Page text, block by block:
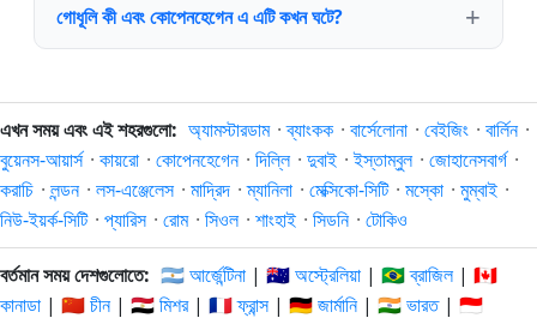
গোধূলি কী এবং কোপেনহেগেন এ এটি কখন ঘটে?
এখন সময় এবং এই শহরগুলো: অ্যামস্টারডাম ·ব্যাংকক · বার্সেলোনা · বেইজিং · বার্লিন ·
বুয়েনস-আয়ার্স · কায়রো · কোপেনহেগেন · দিল্লি · দুবাই ·ইস্তাম্বুল · জোহানেসবার্গ ·
করাচি · লন্ডন · লস-এঞ্জেলেস · মাদ্রিদ ·ম্যানিলা · মেক্সিকো-সিটি · মস্কো · মুম্বাই ·
নিউ-ইয়র্ক-সিটি · প্যারিস · রোম · সিওল · শাংহাই · সিডনি · টোকিও
বর্তমান সময় দেশগুলোতে: 🇦🇷 আর্জেন্টিনা | 🇦🇺 অস্ট্রেলিয়া | 🇧🇷 ব্রাজিল| 🇨🇦
কানাডা | 🇨🇳 চীন| 🇪🇬 মিশর| 🇫🇷 ফ্রান্স| 🇩🇪 জার্মানি| 🇮🇳 ভারত| 🇮🇩